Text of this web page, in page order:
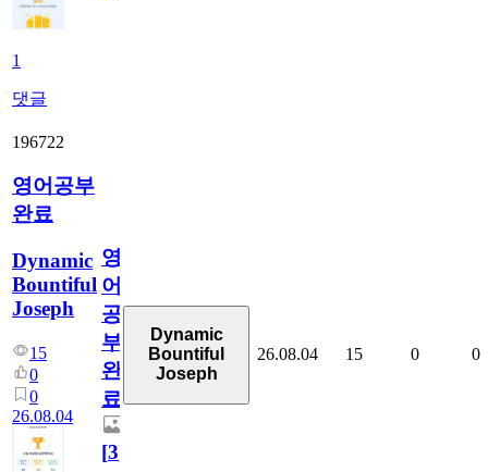
1
댓글
196722
영어공부
완료
Dynamic
Bountiful
Joseph
15
0
0
26.08.04
영
어
공
부
완
료
[3]
Dynamic
Bountiful
Joseph
26.08.04 15 0 0